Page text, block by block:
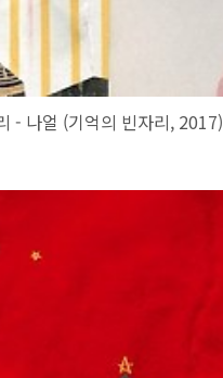
- 나얼 (기억의 빈자리, 2017)